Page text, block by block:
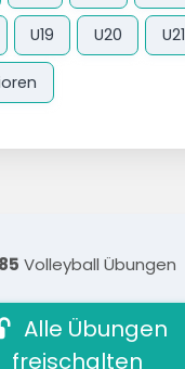
U19 U20 U21
Volleyball Übungen
Alle Übungen
freischalten